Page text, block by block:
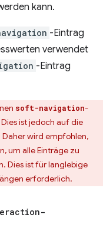
kann.
-Eintrag
verwendet
-Eintrag
soft-navigation-
ist jedoch auf die
wird empfohlen,
um alle Einträge zu
Dies ist für langlebige
erforderlich.